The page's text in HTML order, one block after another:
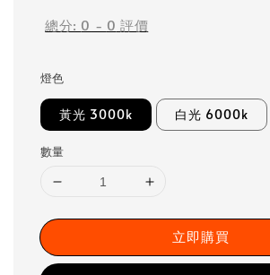
總分: 0 - 0 評價
燈色
黃光 3000k 白光 6000k
數量
立即購買